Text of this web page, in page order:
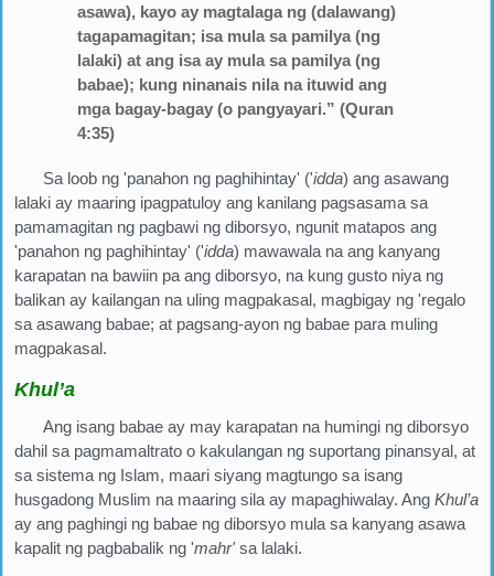
asawa), kayo ay magtalaga ng (dalawang)
tagapamagitan; isa mula sa pamilya (ng
lalaki) at ang isa ay mula sa pamilya (ng
babae); kung ninanais nila na ituwid ang
mga bagay-bagay (o pangyayari.” (Quran
4:35)
Sa loob ng 'panahon ng paghihintay' ('idda) ang asawang
lalaki ay maaring ipagpatuloy ang kanilang pagsasama sa
pamamagitan ng pagbawi ng diborsyo, ngunit matapos ang
'panahon ng paghihintay' ('idda) mawawala na ang kanyang
karapatan na bawiin pa ang diborsyo, na kung gusto niya ng
balikan ay kailangan na uling magpakasal, magbigay ng 'regalo
sa asawang babae; at pagsang-ayon ng babae para muling
magpakasal.
Khul’a
Ang isang babae ay may karapatan na humingi ng diborsyo
dahil sa pagmamaltrato o kakulangan ng suportang pinansyal, at
sa sistema ng Islam, maari siyang magtungo sa isang
husgadong Muslim na maaring sila ay mapaghiwalay. Ang Khul’a
ay ang paghingi ng babae ng diborsyo mula sa kanyang asawa
kapalit ng pagbabalik ng 'mahr'sa lalaki.